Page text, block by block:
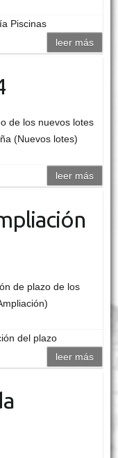
Piscinas
leer más
de los nuevos lotes
(Nuevos lotes)
leer más
de plazo de los
del plazo
leer más